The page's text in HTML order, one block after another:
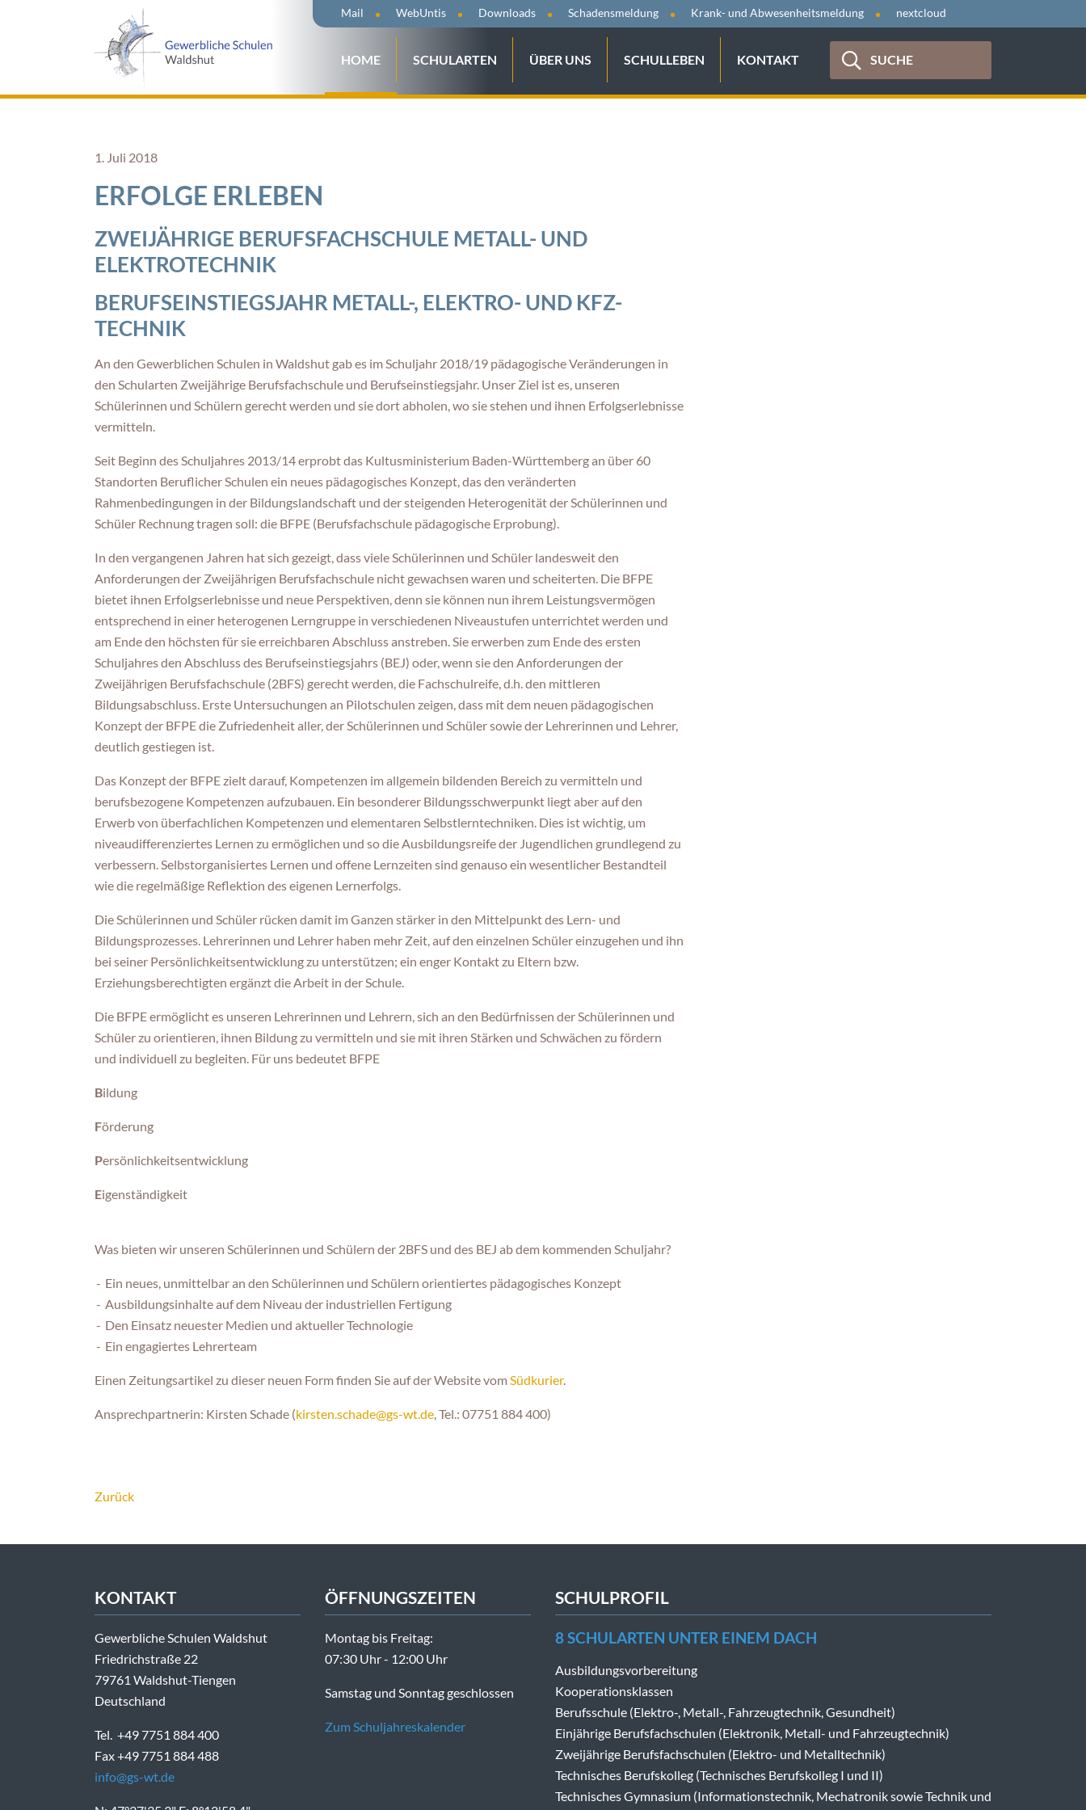
Navigation
überspringen
Mail WebUntis Downloads Schadensmeldung Krank- und Abwesenheitsmeldung nextcloud
überspringen
HOME SCHULARTEN ÜBER UNS SCHULLEBEN KONTAKT
1. Juli 2018
ERFOLGE ERLEBEN
ZWEIJÄHRIGE BERUFSFACHSCHULE METALL- UND
ELEKTROTECHNIK
BERUFSEINSTIEGSJAHR METALL-, ELEKTRO- UND KFZ-
TECHNIK
An den Gewerblichen Schulen in Waldshut gab es im Schuljahr 2018/19 pädagogische Veränderungen in
den Schularten Zweijährige Berufsfachschule und Berufseinstiegsjahr. Unser Ziel ist es, unseren
Schülerinnen und Schülern gerecht werden und sie dort abholen, wo sie stehen und ihnen Erfolgserlebnisse
vermitteln.
Seit Beginn des Schuljahres 2013/14 erprobt das Kultusministerium Baden-Württemberg an über 60
Standorten Beruflicher Schulen ein neues pädagogisches Konzept, das den veränderten
Rahmenbedingungen in der Bildungslandschaft und der steigenden Heterogenität der Schülerinnen und
Schüler Rechnung tragen soll: die BFPE (Berufsfachschule pädagogische Erprobung).
In den vergangenen Jahren hat sich gezeigt, dass viele Schülerinnen und Schüler landesweit den
Anforderungen der Zweijährigen Berufsfachschule nicht gewachsen waren und scheiterten. Die BFPE
bietet ihnen Erfolgserlebnisse und neue Perspektiven, denn sie können nun ihrem Leistungsvermögen
entsprechend in einer heterogenen Lerngruppe in verschiedenen Niveaustufen unterrichtet werden und
am Ende den höchsten für sie erreichbaren Abschluss anstreben. Sie erwerben zum Ende des ersten
Schuljahres den Abschluss des Berufseinstiegsjahrs (BEJ) oder, wenn sie den Anforderungen der
Zweijährigen Berufsfachschule (2BFS) gerecht werden, die Fachschulreife, d.h. den mittleren
Bildungsabschluss. Erste Untersuchungen an Pilotschulen zeigen, dass mit dem neuen pädagogischen
Konzept der BFPE die Zufriedenheit aller, der Schülerinnen und Schüler sowie der Lehrerinnen und Lehrer,
deutlich gestiegen ist.
Das Konzept der BFPE zielt darauf, Kompetenzen im allgemein bildenden Bereich zu vermitteln und
berufsbezogene Kompetenzen aufzubauen. Ein besonderer Bildungsschwerpunkt liegt aber auf den
Erwerb von überfachlichen Kompetenzen und elementaren Selbstlerntechniken. Dies ist wichtig, um
niveaudifferenziertes Lernen zu ermöglichen und so die Ausbildungsreife der Jugendlichen grundlegend zu
verbessern. Selbstorganisiertes Lernen und offene Lernzeiten sind genauso ein wesentlicher Bestandteil
wie die regelmäßige Reflektion des eigenen Lernerfolgs.
Die Schülerinnen und Schüler rücken damit im Ganzen stärker in den Mittelpunkt des Lern- und
Bildungsprozesses. Lehrerinnen und Lehrer haben mehr Zeit, auf den einzelnen Schüler einzugehen und ihn
bei seiner Persönlichkeitsentwicklung zu unterstützen; ein enger Kontakt zu Eltern bzw.
Erziehungsberechtigten ergänzt die Arbeit in der Schule.
Die BFPE ermöglicht es unseren Lehrerinnen und Lehrern, sich an den Bedürfnissen der Schülerinnen und
Schüler zu orientieren, ihnen Bildung zu vermitteln und sie mit ihren Stärken und Schwächen zu fördern
und individuell zu begleiten. Für uns bedeutet BFPE
Bildung
Förderung
Persönlichkeitsentwicklung
Eigenständigkeit
Was bieten wir unseren Schülerinnen und Schülern der 2BFS und des BEJ ab dem kommenden Schuljahr?
Ein neues, unmittelbar an den Schülerinnen und Schülern orientiertes pädagogisches Konzept
Ausbildungsinhalte auf dem Niveau der industriellen Fertigung
Den Einsatz neuester Medien und aktueller Technologie
Ein engagiertes Lehrerteam
Einen Zeitungsartikel zu dieser neuen Form finden Sie auf der Website vomSüdkurier.
Ansprechpartnerin: Kirsten Schade (kirsten.schade@gs-wt.de, Tel.: 07751 884 400)
Zurück
KONTAKT
Gewerbliche Schulen Waldshut
Friedrichstraße 22
79761 Waldshut-Tiengen
Deutschland
Tel. +49 7751 884 400
Fax +49 7751 884 488
info@gs-wt.de
ÖFFNUNGSZEITEN
Montag bis Freitag:
07:30 Uhr - 12:00 Uhr
Samstag und Sonntag geschlossen
Zum Schuljahreskalender
SCHULPROFIL
8 SCHULARTEN UNTER EINEM DACH
Ausbildungsvorbereitung
Kooperationsklassen
Berufsschule (Elektro-, Metall-, Fahrzeugtechnik, Gesundheit)
Einjährige Berufsfachschulen (Elektronik, Metall- und Fahrzeugtechnik)
Zweijährige Berufsfachschulen (Elektro- und Metalltechnik)
Technisches Berufskolleg (Technisches Berufskolleg I und II)
Technisches Gymnasium (Informationstechnik, Mechatronik sowie Technik und